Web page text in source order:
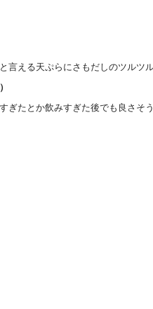
える天ぷらにさもだしのツルツル
ぎたとか飲みすぎた後でも良さそ